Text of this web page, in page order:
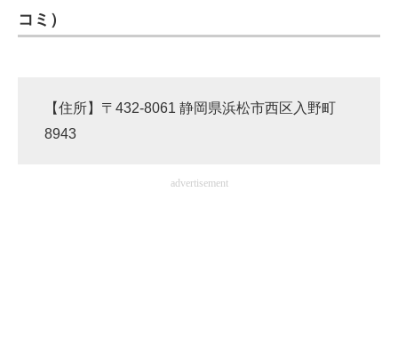
コミ）
【住所】〒432-8061 静岡県浜松市西区入野町
8943
advertisement